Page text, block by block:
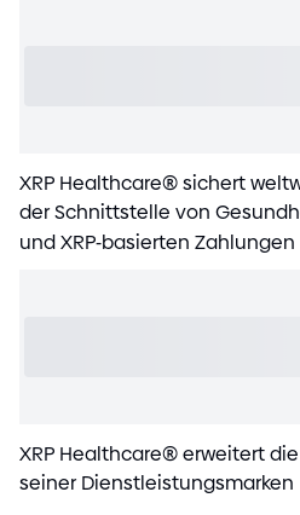
XRP Healthcare®sichert
der Schnittstelle von
und XRP-basierten Zahlungen
XRP Healthcare®erweitert
seiner Dienstleistungsmarken